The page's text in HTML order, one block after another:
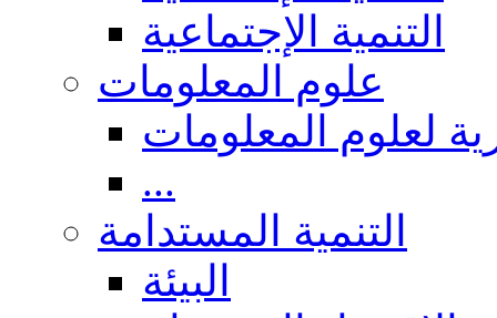
التنمية الإجتماعية
علوم المعلومات
لعلوم المعلومات
...
التنمية المستدامة
البيئة